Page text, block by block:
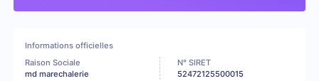
Informations officielles
Raison Sociale
md marechalerie
N° SIRET
52472125500015